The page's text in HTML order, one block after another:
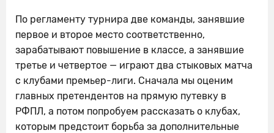
По регламенту турнира две команды, занявшие
первое и второе место соответственно,
зарабатывают повышение в классе, а занявшие
третье и четвертое — играют два стыковых матча
с клубами премьер-лиги. Сначала мы оценим
главных претендентов на прямую путевку в
РФПЛ, а потом попробуем рассказать о клубах,
которым предстоит борьба за дополнительные